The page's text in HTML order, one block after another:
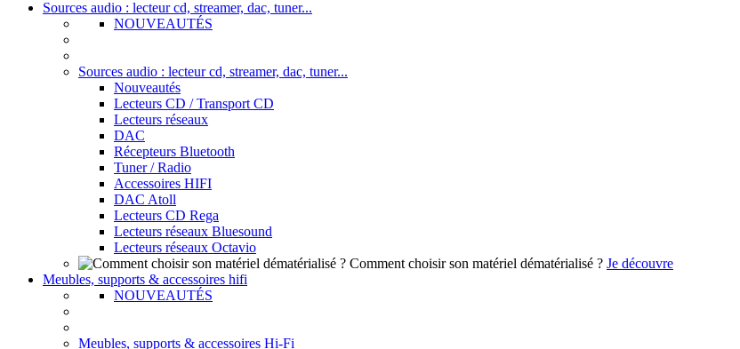
Sources audio : lecteur cd, streamer, dac, tuner...
NOUVEAUTÉS
Sources audio : lecteur cd, streamer, dac, tuner...
Nouveautés
Lecteurs CD / Transport CD
Lecteurs réseaux
DAC
Récepteurs Bluetooth
Tuner / Radio
Accessoires HIFI
DAC Atoll
Lecteurs CD Rega
Lecteurs réseaux Bluesound
Lecteurs réseaux Octavio
Comment choisir son matériel dématérialisé ? Je découvre
Meubles, supports & accessoires hifi
NOUVEAUTÉS
Meubles, supports & accessoires Hi-Fi